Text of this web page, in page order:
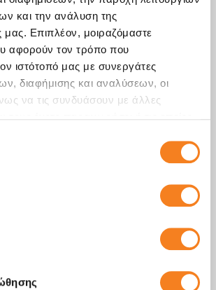
και την ανάλυση της
μας. Επιπλέον, μοιραζόμαστε
αφορούν τον τρόπο που
ιστότοπό μας με συνεργάτες
διαφήμισης και αναλύσεων, οι
να τις συνδυάσουν με άλλες